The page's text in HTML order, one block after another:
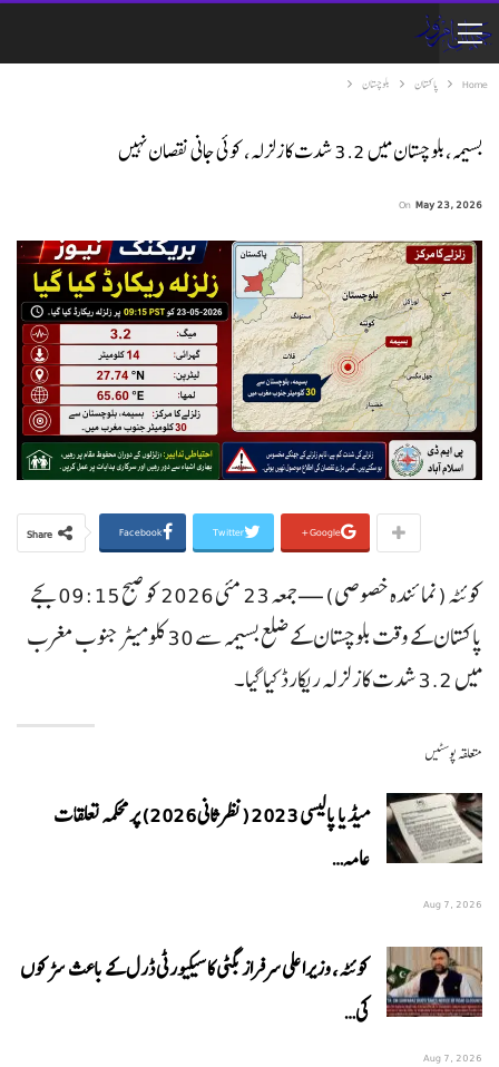
Home پاکستان بلوچستان
بسیمہ، بلوچستان میں 3.2 شدت کا زلزلہ، کوئی جانی نقصان نہیں
On May 23, 2026
Share Facebook Twitter Google+
کوئٹہ (نمائندہ خصوصی) — جمعہ 23 مئی 2026 کو صبح 09:15 بجے
پاکستان کے وقت بلوچستان کے ضلع بسیمہ سے 30 کلومیٹر جنوب مغرب
میں 3.2 شدت کا زلزلہ ریکارڈ کیا گیا۔
متعلقہ پوسٹیں
میڈیا پالیسی 2023 (نظرثانی 2026) پر محکمہ تعلقات
عامہ…
Aug 7, 2026
کوئٹہ، وزیراعلی سرفراز بگٹی کا سیکیورٹی ڈرل کے باعث سڑکوں
کی…
Aug 7, 2026